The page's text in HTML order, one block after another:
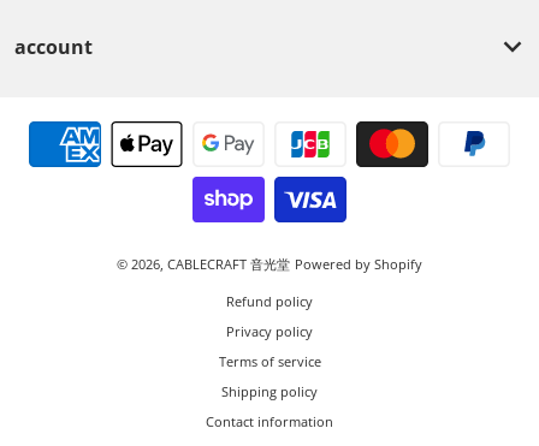
account
Payment methods
© 2026, CABLECRAFT 音光堂 Powered by Shopify
Refund policy
Privacy policy
Terms of service
Shipping policy
Contact information